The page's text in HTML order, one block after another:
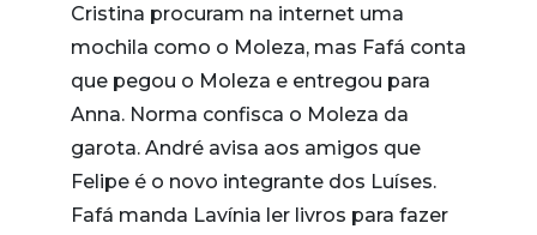
Cristina procuram na internet uma
mochila como o Moleza, mas Fafá conta
que pegou o Moleza e entregou para
Anna. Norma confisca o Moleza da
garota. André avisa aos amigos que
Felipe é o novo integrante dos Luíses.
Fafá manda Lavínia ler livros para fazer